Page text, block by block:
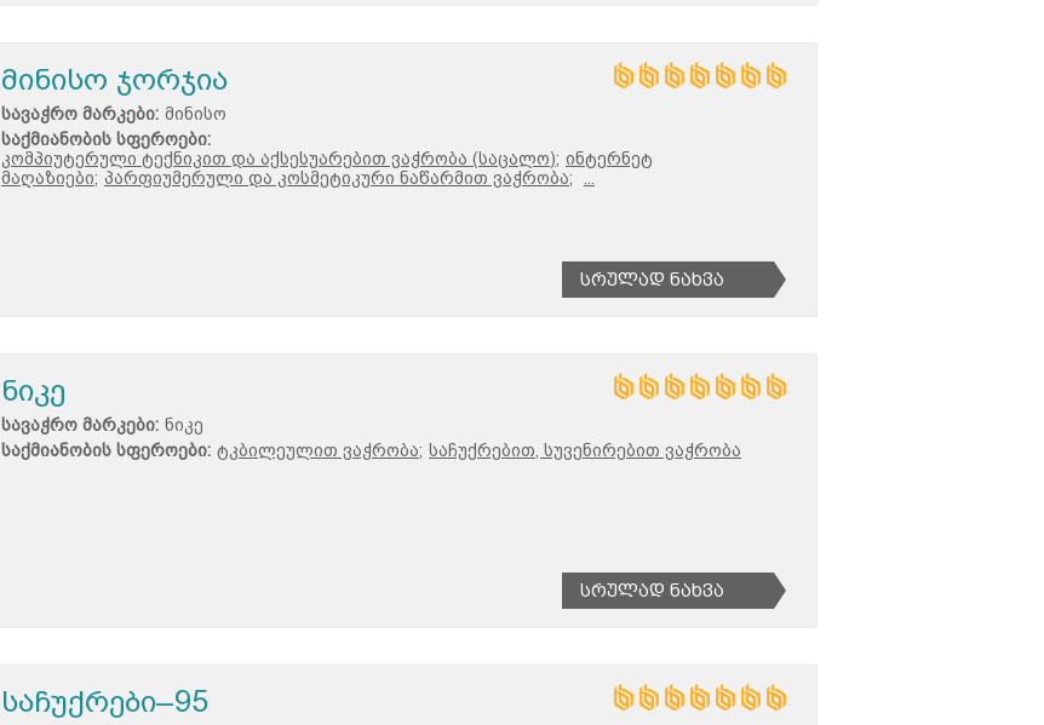
მინისო ჯორჯია
სავაჭრო მარკები: მინისო
საქმიანობის სფეროები:
კომპიუტერული ტექნიკით და აქსესუარებით ვაჭრობა (საცალო); ინტერნეტ
მაღაზიები; პარფიუმერული და კოსმეტიკური ნაწარმით ვაჭრობა;
Სრულად Ნახვა
ნიკე
სავაჭრო მარკები: ნიკე
საქმიანობის სფეროები: ტკბილეულით ვაჭრობა; საჩუქრებით, სუვენირებით ვაჭრობა
Სრულად Ნახვა
საჩუქრები–95